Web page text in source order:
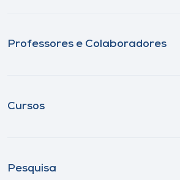
Professores e Colaboradores
Cursos
Pesquisa